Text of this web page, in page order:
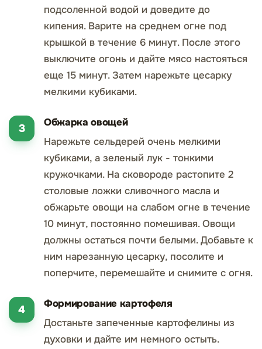
подсоленной водой и доведите до
кипения. Варите на среднем огне под
крышкой в течение 6 минут. После этого
выключите огонь и дайте мясо настояться
еще 15 минут. Затем нарежьте цесарку
мелкими кубиками.
Обжарка овощей
Нарежьте сельдерей очень мелкими
кубиками, а зеленый лук - тонкими
кружочками. На сковороде растопите 2
столовые ложки сливочного масла и
обжарьте овощи на слабом огне в течение
10 минут, постоянно помешивая. Овощи
должны остаться почти белыми. Добавьте к
ним нарезанную цесарку, посолите и
поперчите, перемешайте и снимите с огня.
Формирование картофеля
Достаньте запеченные картофелины из
духовки и дайте им немного остыть.